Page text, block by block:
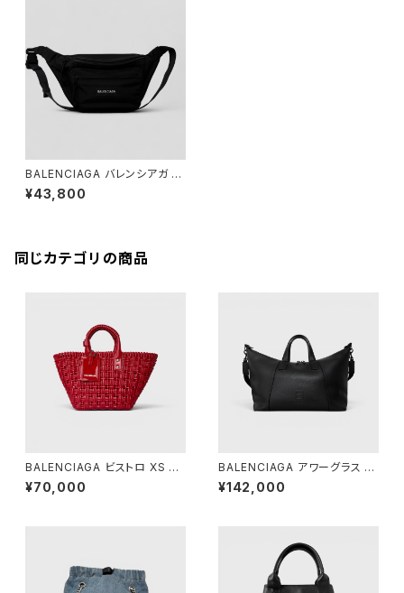
BALENCIAGA バレンシアガ エ
クスプローラー ベルトパック ナ
イロン ブラック 482389
¥43,800
同じカテゴリの商品
BALENCIAGA ビストロ XS バ
スケット レッド
¥70,000
BALENCIAGA アワーグラス ダ
ッフルバッグ ブラック
¥142,000